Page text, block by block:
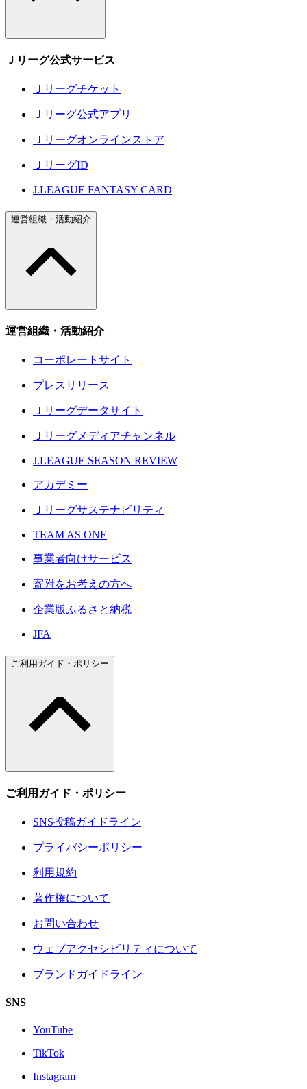
Ｊリーグ公式サービス
Ｊリーグチケット
Ｊリーグ公式アプリ
Ｊリーグオンラインストア
ＪリーグID
J.LEAGUE FANTASY CARD
運営組織・活動紹介
運営組織・活動紹介
コーポレートサイト
プレスリリース
Ｊリーグデータサイト
Ｊリーグメディアチャンネル
J.LEAGUE SEASON REVIEW
アカデミー
Ｊリーグサステナビリティ
TEAM AS ONE
事業者向けサービス
寄附をお考えの方へ
企業版ふるさと納税
JFA
ご利用ガイド・ポリシー
ご利用ガイド・ポリシー
SNS投稿ガイドライン
プライバシーポリシー
利用規約
著作権について
お問い合わせ
ウェブアクセシビリティについて
ブランドガイドライン
SNS
YouTube
TikTok
Instagram